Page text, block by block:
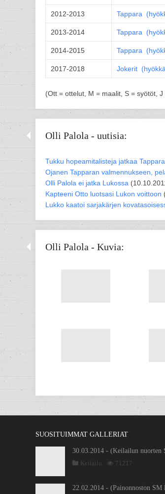
2012-2013 Tappara (
2013-2014 Tappara (
2014-2015 Tappara (
2017-2018 Jokerit (
(Ott = ottelut, M = maalit, S = syötöt, J
Olli Palola - uutisia:
Tukku hopeamitalisteja jatkaa
Ojanen Tapparan valmennukseen,
Olli Palola ei jatka Lukossa (
Kapteeni Otto luotsasi Lukon voittoon
Lukko kaatoi sarjakärjen
Olli Palola - Kuvia:
SUOSITUIMMAT GALLERIAT
30.03.2014 - (Keilailun nuorten
Keilailu
71217
22.02.2014 - (Painonnoston SM